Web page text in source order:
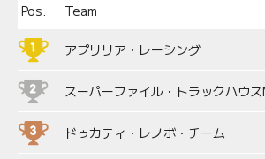
Pos. Team
アプリリア・レーシング
スーパーファイル・トラックハウ
ドゥカティ・レノボ・チーム